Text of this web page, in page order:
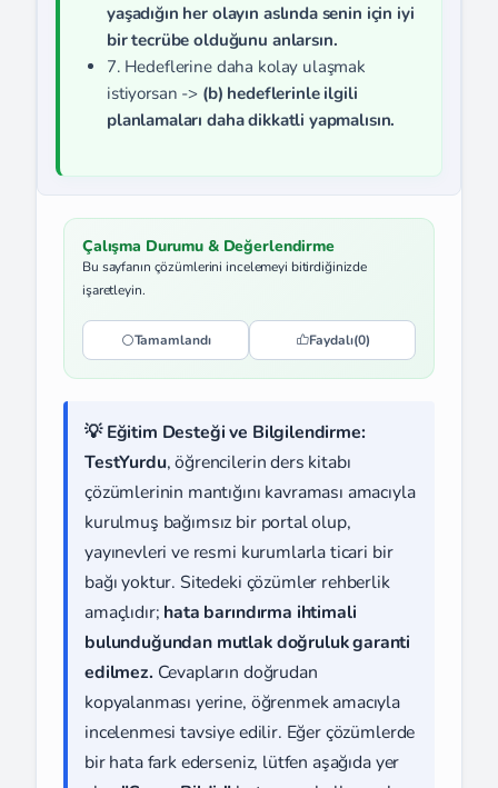
yaşadığın her olayın aslında senin için iyi
bir tecrübe olduğunu anlarsın.
7. Hedeflerine daha kolay ulaşmak
istiyorsan -> (b) hedeflerinle ilgili
planlamaları daha dikkatli yapmalısın.
Çalışma Durumu & Değerlendirme
Bu sayfanın çözümlerini incelemeyi bitirdiğinizde
işaretleyin.
Tamamlandı Faydalı(0)
💡 Eğitim Desteği ve Bilgilendirme:
TestYurdu, öğrencilerin ders kitabı
çözümlerinin mantığını kavraması amacıyla
kurulmuş bağımsız bir portal olup,
yayınevleri ve resmi kurumlarla ticari bir
bağı yoktur. Sitedeki çözümler rehberlik
amaçlıdır; hata barındırma ihtimali
bulunduğundan mutlak doğruluk garanti
edilmez. Cevapların doğrudan
kopyalanması yerine, öğrenmek amacıyla
incelenmesi tavsiye edilir. Eğer çözümlerde
bir hata fark ederseniz, lütfen aşağıda yer